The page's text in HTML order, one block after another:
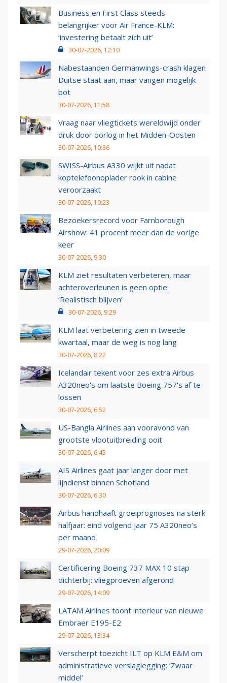
Business en First Class steeds
belangrijker voor Air France-KLM:
‘investering betaalt zich uit’
30-07-2026, 12:10
Nabestaanden Germanwings-crash klagen
Duitse staat aan, maar vangen mogelijk
bot
30-07-2026, 11:58
Vraag naar vliegtickets wereldwijd onder
druk door oorlog in het Midden-Oosten
30-07-2026, 10:36
SWISS-Airbus A330 wijkt uit nadat
koptelefoonoplader rook in cabine
veroorzaakt
30-07-2026, 10:23
Bezoekersrecord voor Farnborough
Airshow: 41 procent meer dan de vorige
keer
30-07-2026, 9:30
KLM ziet resultaten verbeteren, maar
achteroverleunen is geen optie:
‘Realistisch blijven’
30-07-2026, 9:29
KLM laat verbetering zien in tweede
kwartaal, maar de weg is nog lang
30-07-2026, 8:22
Icelandair tekent voor zes extra Airbus
A320neo's om laatste Boeing 757's af te
lossen
30-07-2026, 6:52
US-Bangla Airlines aan vooravond van
grootste vlootuitbreiding ooit
30-07-2026, 6:45
AIS Airlines gaat jaar langer door met
lijndienst binnen Schotland
30-07-2026, 6:30
Airbus handhaaft groeiprognoses na sterk
halfjaar: eind volgend jaar 75 A320neo’s
per maand
29-07-2026, 20:09
Certificering Boeing 737 MAX 10 stap
dichterbij: vliegproeven afgerond
29-07-2026, 14:09
LATAM Airlines toont interieur van nieuwe
Embraer E195-E2
29-07-2026, 13:34
Verscherpt toezicht ILT op KLM E&M om
administratieve verslaglegging: ‘Zwaar
middel’